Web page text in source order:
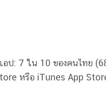
: 7 ใน 10 ของคนไทย
หรือ iTunes App